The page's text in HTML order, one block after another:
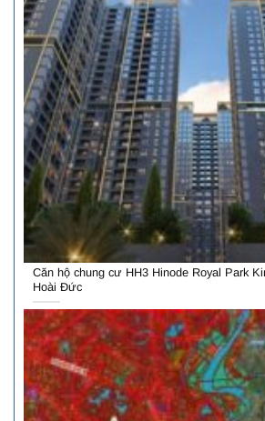
Căn hộ chung cư HH3 Hinode Royal Park
Hoài Đức